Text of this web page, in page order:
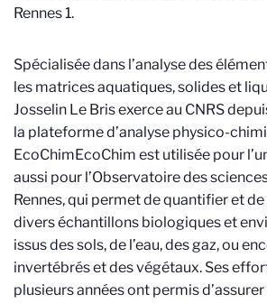
Rennes 1.
Spécialisée dans l’analyse des
les matrices aquatiques, solides et
Josselin Le Bris exerce au CNRS
la plateforme d’analyse physico-
EcoChimEcoChim est utilisée pour
aussi pour l’Observatoire des
Rennes, qui permet de quantifier et
divers échantillons biologiques et
issus des sols, de l’eau, des gaz, ou
invertébrés et des végétaux. Ses
plusieurs années ont permis d’assurer